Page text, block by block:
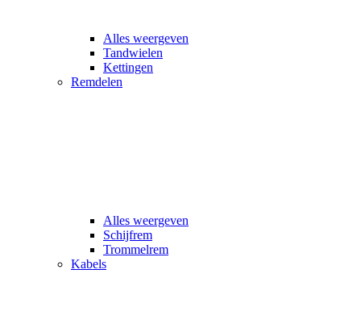
Alles weergeven
Tandwielen
Kettingen
Remdelen
Alles weergeven
Schijfrem
Trommelrem
Kabels